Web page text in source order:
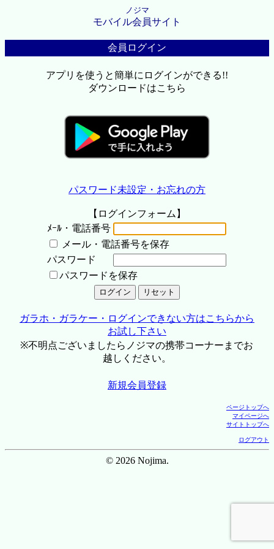
ノジマ
モバイル会員サイト
会員ログイン
アプリを使うと簡単にログインができる!!
ダウンロードはこちら
パスワード未設定・お忘れの方
【ログインフォーム】
ﾒｰﾙ・電話番号
メール・電話番号を保存
パスワード
パスワードを保存
ガラホ・ガラケー・ログインできない方はこちらから
お試し下さい
※不明点ございましたらノジマの携帯コーナーまでお
越しください。
新規会員登録
ページトップへ
マイページへ
サイトトップへ
ログアウト
© 2026 Nojima.